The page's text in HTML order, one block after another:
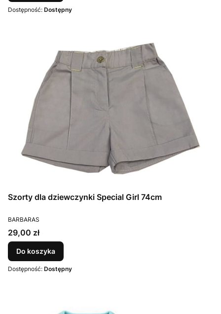
Dostępność: Dostępny
Szorty dla dziewczynki Special Girl 74cm
PRODUCENT
BARBARAS
Cena
29,00 zł
Do koszyka
Dostępność: Dostępny